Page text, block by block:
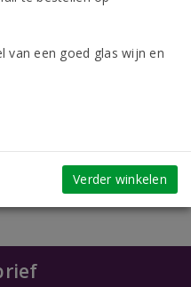
van een goed glas wijn en
Verder winkelen